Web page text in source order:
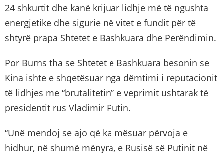
24 shkurtit dhe kanë krijuar lidhje më të ngushta
energjetike dhe sigurie në vitet e fundit për të
shtyrë prapa Shtetet e Bashkuara dhe Perëndimin.
Por Burns tha se Shtetet e Bashkuara besonin se
Kina ishte e shqetësuar nga dëmtimi i reputacionit
të lidhjes me “brutalitetin” e veprimit ushtarak të
presidentit rus Vladimir Putin.
“Unë mendoj se ajo që ka mësuar përvoja e
hidhur, në shumë mënyra, e Rusisë së Putinit në